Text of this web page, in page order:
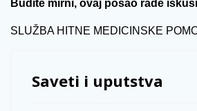
Budite mirni, ovaj posao rade
SLUŽBA HITNE MEDICINSKE
Saveti i uputstva